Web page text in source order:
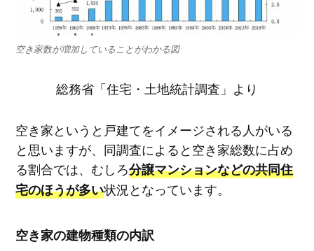
空き家数が増加していることがわかる図
総務省「住宅・土地統計調査」より
空き家というと戸建てをイメージされる人がいる
と思いますが、同調査によると空き家総数に占め
る割合では、むしろ分譲マンションなどの共同住
宅のほうが多い状況となっています。
空き家の建物種類の内訳